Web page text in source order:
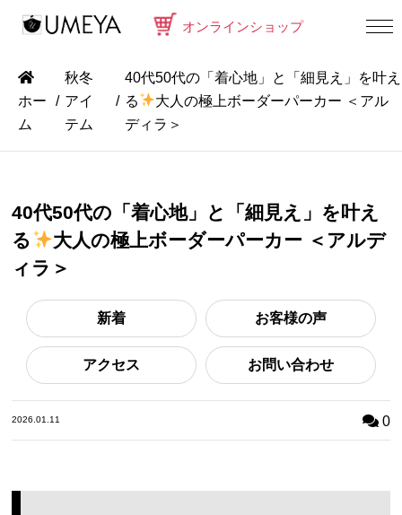
オンラインショップ
ホー
ム
秋冬
アイ
テム
40代50代の「着心地」と「細見え」を叶え
る
大人の極上ボーダーパーカー ＜アル
ディラ＞
40代50代の「着心地」と「細見え」を叶え
る
大人の極上ボーダーパーカー ＜アルデ
ィラ＞
新着 お客様の声
アクセス お問い合わせ
2026.01.11 0